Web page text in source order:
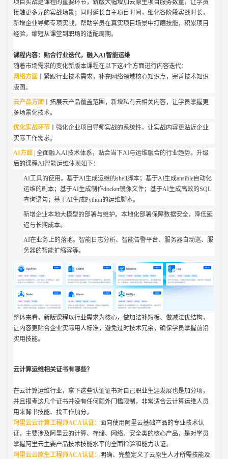
项目实战是课程的重要环节，新版大幅增加云原生项目服务数量，让学员
接触更多元的实战场景；同时延长自主项目时间，细化各阶段实战时长，
新增企业导师专项实战，帮助学员在真实项目场景中打磨技能，积累项目
经验，缩短从课堂到职场的适配周期。
课程内容：贴合行业迭代，融入AI智能运维
随着市场需求的变化新版本课程在以下这4个方面进行内容迭代：
网络方面
紧跟行业技术需求，补充网络领域核心知识点，完善技术知识
版图。
云产品方面 丨拓展云产品覆盖范围，新增私有云相关内容，让学员掌握更
多场景化技术。
优化实战环节 丨强化企业项目导师实战的系统性，让实战内容更贴近企业
实际工作需求。
AI方面 |全面融入AI技术体系，贴合当下AI与运维融合的行业趋势。升级
后的课程AI智能运维体现如下：
AI工具的使用。基于AI生成运维的shell脚本；基于AI生成ansible自动化
运维的剧本；基于AI生成制作docker镜像文件；基于AI生成高效的SQL
查询语句；基于AI生成Python的运维脚本。
新增企业本地大模型的部署与维护。本地化部署保障数据安全，降低延
迟与长期成本。
AI在业务上的落地。智能日志分析、智能告警平台、服务器自动巡、服
务器的智能扩缩容等。
整体来看，新版课程以行业需求为核心，做加法补短板、做减法优结构，
让内容更贴合企业实际用人标准，避免过时技术冗余，确保学员掌握前沿
实用技能。
云计算运维相关证书有哪些？
在云计算运维行业，拿下这些认证证书对自己职业生涯发展也是加分项，
并且报考这几个证书并没有任何额外门槛限制，非常适合云计算运维人员
用来背书技能、找工作加分。
阿里云云计算工程师ACA认证：面向使用阿里云基础产品的专业技术认
证，主要涉及阿里云的计算、存储、网络、安全类的核心产品，是对学员
掌握阿里云主要产品技术技能水平的全面检验和能力认证。
阿里云云原生工程师ACA认证： 明确、完整定义了云原生人才所需技能及